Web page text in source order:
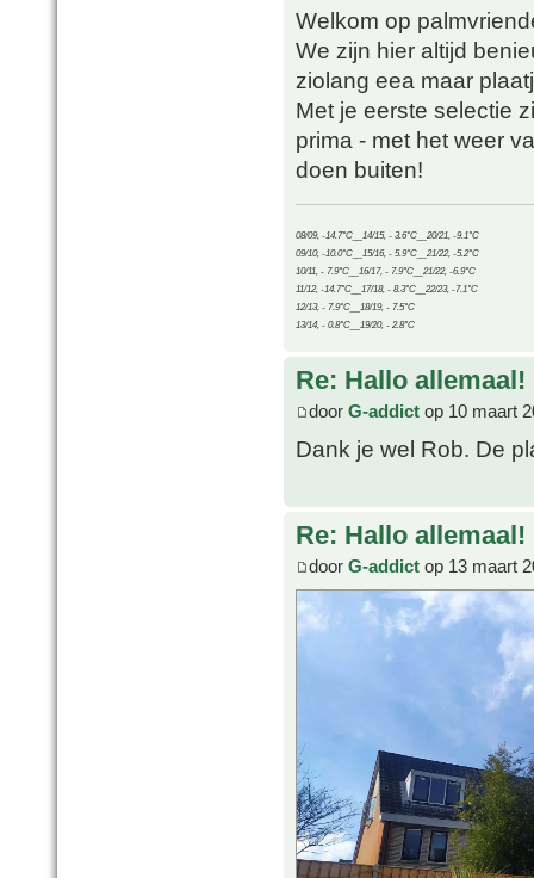
Welkom op
We zijn hier altijd
ziolang eea maar
Met je eerste selectie
prima - met het weer
doen buiten!
08/09, -14.7°C__14/15, - 3.6°C__20/21, -9.1°C
09/10, -10.0°C__15/16, - 5.9°C__21/22, -5.2°C
10/11, - 7.9°C__16/17, - 7.9°C__21/22, -6.9°C
11/12, -14.7°C__17/18, - 8.3°C__22/23, -7.1°C
12/13, - 7.9°C__18/19, - 7.5°C
13/14, - 0.8°C__19/20, - 2.8°C
Re: Hallo allemaal!
door G-addict op 10 maart
Dank je wel Rob. De
Re: Hallo allemaal!
door G-addict op 13 maart